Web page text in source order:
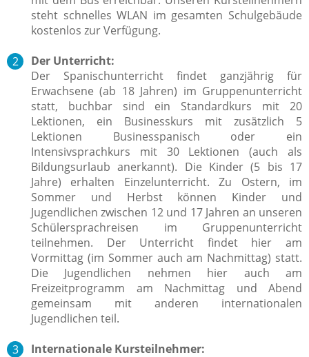
steht schnelles WLAN im gesamten Schulgebäude
kostenlos zur Verfügung.
Der Unterricht:
Der Spanischunterricht findet ganzjährig für
Erwachsene (ab 18 Jahren) im Gruppenunterricht
statt, buchbar sind ein Standardkurs mit 20
Lektionen, ein Businesskurs mit zusätzlich 5
Lektionen Businesspanisch oder ein
Intensivsprachkurs mit 30 Lektionen (auch als
Bildungsurlaub anerkannt). Die Kinder (5 bis 17
Jahre) erhalten Einzelunterricht. Zu Ostern, im
Sommer und Herbst können Kinder und
Jugendlichen zwischen 12 und 17 Jahren an unseren
Schülersprachreisen im Gruppenunterricht
teilnehmen. Der Unterricht findet hier am
Vormittag (im Sommer auch am Nachmittag) statt.
Die Jugendlichen nehmen hier auch am
Freizeitprogramm am Nachmittag und Abend
gemeinsam mit anderen internationalen
Jugendlichen teil.
Internationale Kursteilnehmer: